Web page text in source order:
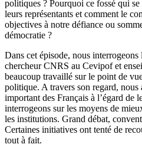
politiques ? Pourquoi ce fossé qui
leurs représentants et comment le
objectives à notre défiance ou
démocratie ?
Dans cet épisode, nous
chercheur CNRS au Cevipof et
beaucoup travaillé sur le point de
politique. A travers son regard, nous
important des Français à l’égard de
interrogeons sur les moyens de
les institutions. Grand débat,
Certaines initiatives ont tenté de
tout à fait.